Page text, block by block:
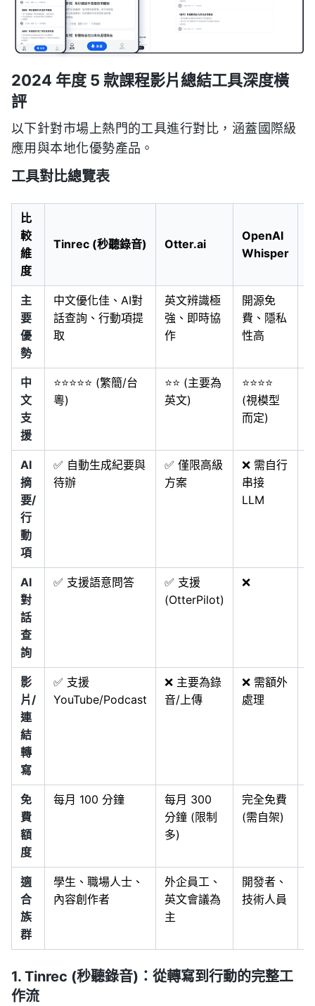
2024 年度 5 款課程影片總結工具深度橫
評
以下針對市場上熱門的工具進行對比，涵蓋國際級
應用與本地化優勢產品。
工具對比總覽表
比
較
維
度
Tinrec (秒聽錄音) Otter.ai
OpenAI
Whisper
主
要
優
勢
中文優化佳、AI對
話查詢、行動項提
取
英文辨識極
強、即時協
作
開源免
費、隱私
性高
中
文
支
援
⭐⭐⭐⭐⭐ (繁簡/台
粵)
⭐⭐ (主要為
英文)
⭐⭐⭐⭐
(視模型
而定)
AI
摘
要/
行
動
項
✅ 自動生成紀要與
待辦
✅ 僅限高級
方案
❌ 需自行
串接
LLM
AI
對
話
查
詢
✅ 支援語意問答
✅ 支援
(OtterPilot)
❌
影
片/
連
結
轉
寫
✅ 支援
YouTube/Podcast
❌ 主要為錄
音/上傳
❌ 需額外
處理
免
費
額
度
每月 100 分鐘
每月 300
分鐘 (限制
多)
完全免費
(需自架)
適
合
族
群
學生、職場人士、
內容創作者
外企員工、
英文會議為
主
開發者、
技術人員
1. Tinrec (秒聽錄音)：從轉寫到行動的完整工
作流